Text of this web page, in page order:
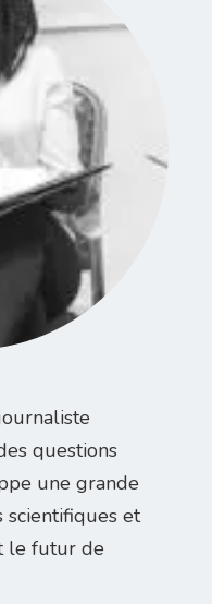
questions
une grande
scientifiques et
le futur de